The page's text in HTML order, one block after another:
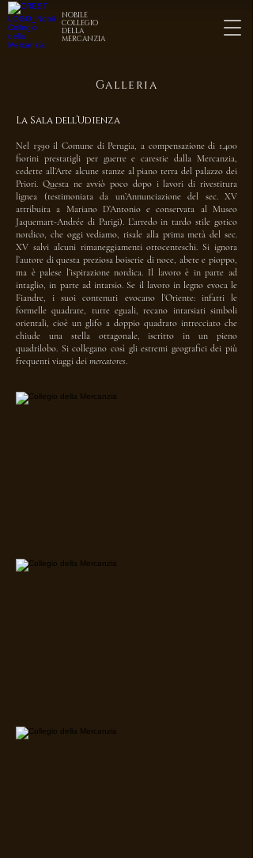
NOBILE
COLLEGIO
DELLA
MERCANZIA
Galleria
La Sala dell’Udienza
Nel 1390 il Comune di Perugia, a compensazione di 1.400
fiorini prestatigli per guerre e carestie dalla Mercanzia,
cedette all’Arte alcune stanze al piano terra del palazzo dei
Priori. Questa ne avviò poco dopo i lavori di rivestitura
lignea (testimoniata da un’Annunciazione del sec. XV
attribuita a Mariano D’Antonio e conservata al Museo
Jaquemart-Andrée di Parigi). L’arredo in tardo stile gotico
nordico, che oggi vediamo, risale alla prima metà del sec.
XV salvi alcuni rimaneggiamenti ottocenteschi. Si ignora
l’autore di questa preziosa boiserie di noce, abete e pioppo,
ma è palese l’ispirazione nordica. Il lavoro è in parte ad
intaglio, in parte ad intarsio. Se il lavoro in legno evoca le
Fiandre, i suoi contenuti evocano l’Oriente: infatti le
formelle quadrate, tutte eguali, recano intarsiati simboli
orientali, cioè un glifo a doppio quadrato intrecciato che
chiude una stella ottagonale, iscritto in un pieno
quadrilobo. Si collegano così gli estremi geografici dei più
frequenti viaggi dei mercatores.